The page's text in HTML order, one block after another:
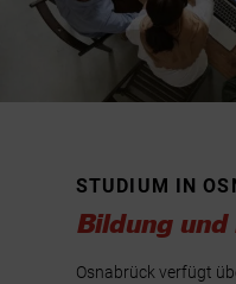
STUDIUM IN
Bildung und
Osnabrück verfügt